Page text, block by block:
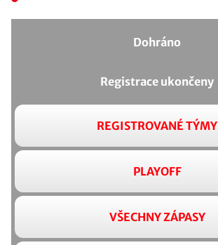
Dohráno
Registrace ukončeny
REGISTROVANÉ TÝMY
PLAYOFF
VŠECHNY ZÁPASY